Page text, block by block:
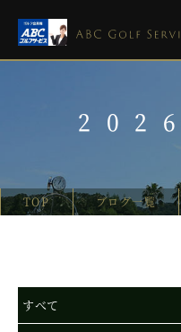
TOP ブログ一覧
すべて